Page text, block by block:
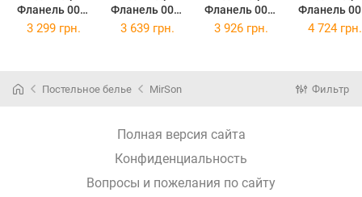
Фланель 002-
008 Black/Pink
Фланель 002-
008 Black/Pink
Фланель 002-
008 Black/Pink
Фланель
008 Black/
3 299 грн. 3 639 грн. 3 926 грн. 4 724 грн.
Постельное белье MirSon Фильтр
Полная версия сайта
Конфиденциальность
Вопросы и пожелания по сайту